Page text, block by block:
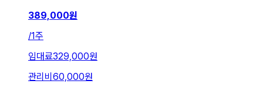
389,000원
/1주
임대료329,000원
관리비 60,000원